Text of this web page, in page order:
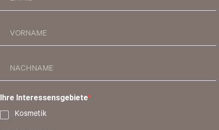
Ihre Interessensgebiete
Kosmetik